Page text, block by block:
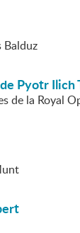
Balduz
de Pyotr Ilich
de la Royal